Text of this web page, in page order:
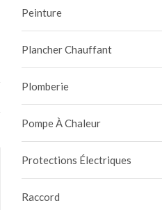
Peinture
Plancher Chauffant
Plomberie
Pompe À Chaleur
Protections Électriques
Raccord